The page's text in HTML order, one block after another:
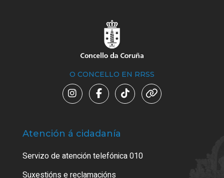
O CONCELLO EN RRSS
Atención á cidadanía
Servizo de atención telefónica 010
Suxestións e reclamacións